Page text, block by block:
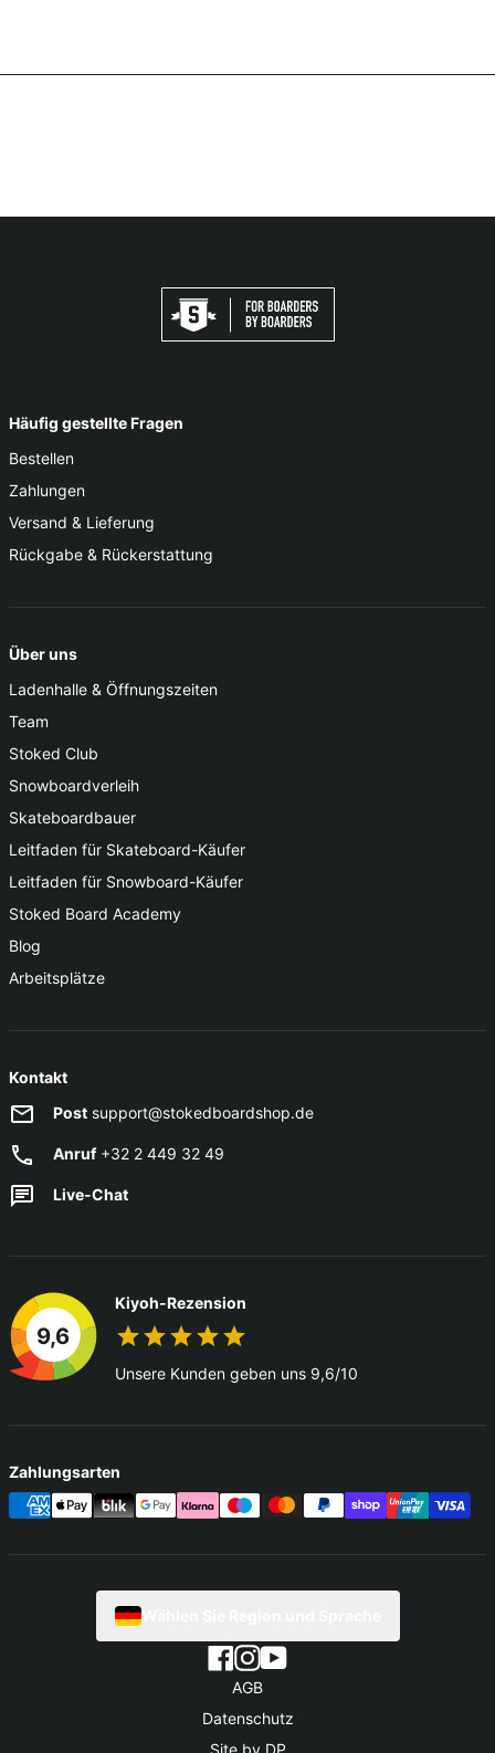
Häufig gestellte Fragen
Bestellen
Zahlungen
Versand & Lieferung
Rückgabe & Rückerstattung
Über uns
Ladenhalle & Öffnungszeiten
Team
Stoked Club
Snowboardverleih
Skateboardbauer
Leitfaden für Skateboard-Käufer
Leitfaden für Snowboard-Käufer
Stoked Board Academy
Blog
Arbeitsplätze
Kontakt
Post support@stokedboardshop.de
Anruf+32 2 449 32 49
Live-Chat
9,6
Kiyoh-Rezension
Unsere Kunden geben uns 9,6/10
Zahlungsarten
Wählen Sie Region und Sprache
AGB
Datenschutz
Site by DP